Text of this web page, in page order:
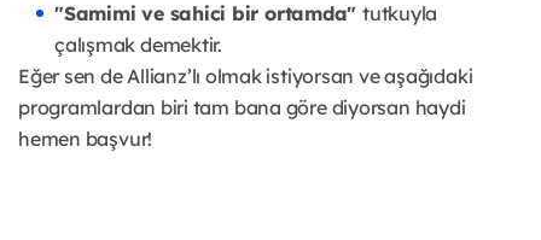
"Samimi ve sahici bir ortamda"tutkuyla
çalışmak demektir.
Eğer sen de Allianz’lı olmak istiyorsan ve aşağıdaki
programlardan biri tam bana göre diyorsan haydi
hemen başvur!